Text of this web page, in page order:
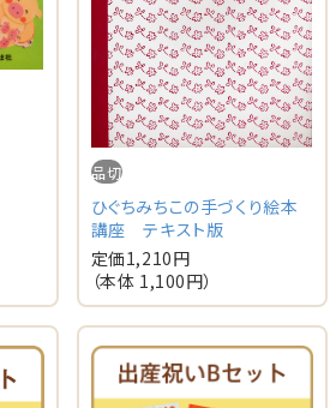
品切
ひぐちみちこの手づくり絵本
講座 テキスト版
定価1,210円
（本体 1,100円）